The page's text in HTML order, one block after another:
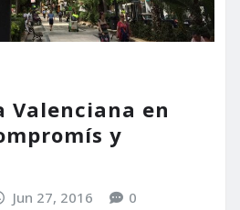
Valenciana en
y
Jun 27, 2016 0